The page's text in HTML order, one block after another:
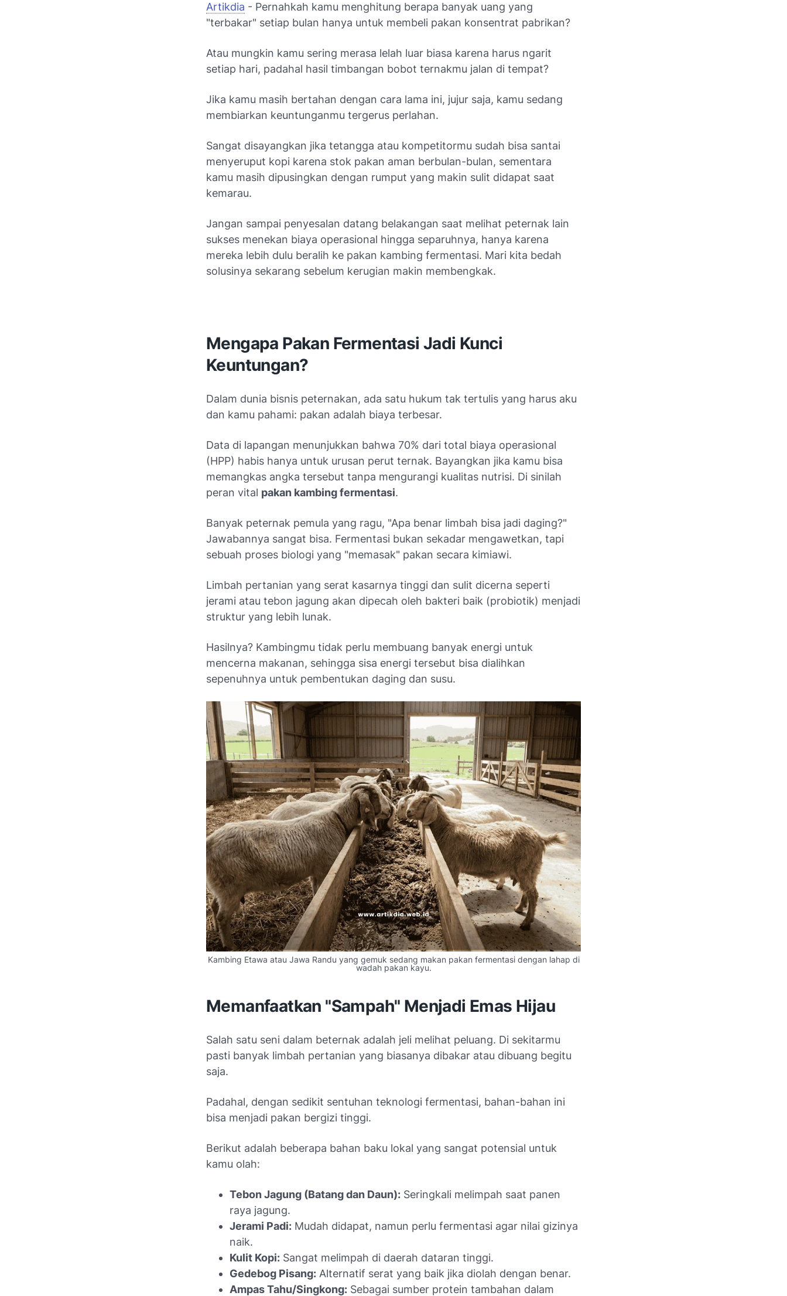
Artikdia - Pernahkah kamu menghitung berapa banyak uang yang
"terbakar" setiap bulan hanya untuk membeli pakan konsentrat pabrikan?
Atau mungkin kamu sering merasa lelah luar biasa karena harus ngarit
setiap hari, padahal hasil timbangan bobot ternakmu jalan di tempat?
Jika kamu masih bertahan dengan cara lama ini, jujur saja, kamu sedang
membiarkan keuntunganmu tergerus perlahan.
Sangat disayangkan jika tetangga atau kompetitormu sudah bisa santai
menyeruput kopi karena stok pakan aman berbulan-bulan, sementara
kamu masih dipusingkan dengan rumput yang makin sulit didapat saat
kemarau.
Jangan sampai penyesalan datang belakangan saat melihat peternak lain
sukses menekan biaya operasional hingga separuhnya, hanya karena
mereka lebih dulu beralih ke pakan kambing fermentasi. Mari kita bedah
solusinya sekarang sebelum kerugian makin membengkak.
Mengapa Pakan Fermentasi Jadi Kunci
Keuntungan?
Dalam dunia bisnis peternakan, ada satu hukum tak tertulis yang harus aku
dan kamu pahami: pakan adalah biaya terbesar.
Data di lapangan menunjukkan bahwa 70% dari total biaya operasional
(HPP) habis hanya untuk urusan perut ternak. Bayangkan jika kamu bisa
memangkas angka tersebut tanpa mengurangi kualitas nutrisi. Di sinilah
peran vital pakan kambing fermentasi.
Banyak peternak pemula yang ragu, "Apa benar limbah bisa jadi daging?"
Jawabannya sangat bisa. Fermentasi bukan sekadar mengawetkan, tapi
sebuah proses biologi yang "memasak" pakan secara kimiawi.
Limbah pertanian yang serat kasarnya tinggi dan sulit dicerna seperti
jerami atau tebon jagung akan dipecah oleh bakteri baik (probiotik) menjadi
struktur yang lebih lunak.
Hasilnya? Kambingmu tidak perlu membuang banyak energi untuk
mencerna makanan, sehingga sisa energi tersebut bisa dialihkan
sepenuhnya untuk pembentukan daging dan susu.
Kambing Etawa atau Jawa Randu yang gemuk sedang makan pakan fermentasi dengan lahap di
wadah pakan kayu.
Memanfaatkan "Sampah" Menjadi Emas Hijau
Salah satu seni dalam beternak adalah jeli melihat peluang. Di sekitarmu
pasti banyak limbah pertanian yang biasanya dibakar atau dibuang begitu
saja.
Padahal, dengan sedikit sentuhan teknologi fermentasi, bahan-bahan ini
bisa menjadi pakan bergizi tinggi.
Berikut adalah beberapa bahan baku lokal yang sangat potensial untuk
kamu olah:
Tebon Jagung (Batang dan Daun): Seringkali melimpah saat panen
raya jagung.
Jerami Padi: Mudah didapat, namun perlu fermentasi agar nilai gizinya
naik.
Kulit Kopi: Sangat melimpah di daerah dataran tinggi.
Gedebog Pisang: Alternatif serat yang baik jika diolah dengan benar.
Ampas Tahu/Singkong: Sebagai sumber protein tambahan dalam